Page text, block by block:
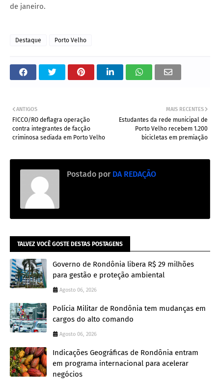
de janeiro.
Destaque Porto Velho
MAIS RECENTES
Estudantes da rede municipal de
Porto Velho recebem 1.200
bicicletas em premiação
ANTIGOS
FICCO/RO deflagra operação
contra integrantes de facção
criminosa sediada em Porto Velho
Postado por DA REDAÇÃO
TALVEZ VOCÊ GOSTE DESTAS POSTAGENS
Governo de Rondônia libera R$ 29 milhões
para gestão e proteção ambiental
Agosto 06, 2026
Polícia Militar de Rondônia tem mudanças em
cargos do alto comando
Agosto 06, 2026
Indicações Geográficas de Rondônia entram
em programa internacional para acelerar
negócios